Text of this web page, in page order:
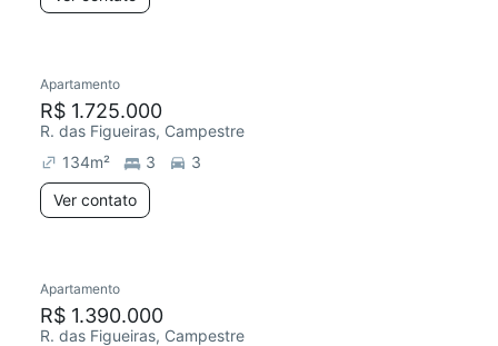
Apartamento
R$ 1.725.000
R. das Figueiras, Campestre
134m² 3
3
Ver contato
Apartamento
R$ 1.390.000
R. das Figueiras, Campestre